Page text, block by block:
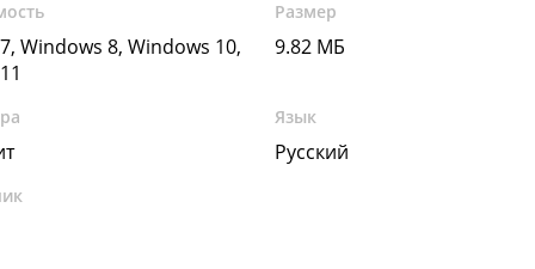
Windows 8, Windows 10,
Размер
9.82 МБ
Язык
Русский